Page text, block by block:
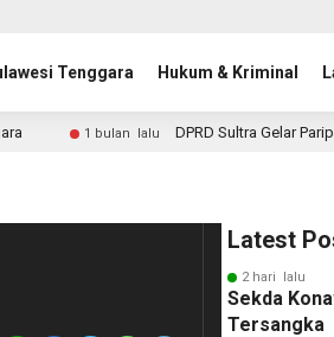
Tenggara Hukum & Kriminal
1 bulan lalu DPRD Sultra Gelar
Latest
2 hari lalu
Sekda
Tersangka